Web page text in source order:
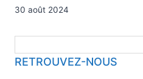
30 août 2024
RETROUVEZ-NOUS